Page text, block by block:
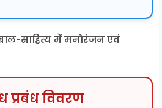
साहित्य में मनोरंजन एवं
प्रबंध विवरण